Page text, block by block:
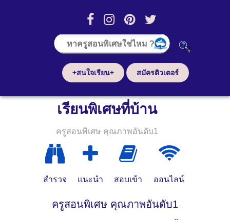
+สนใจเรียน+ สมัครติวเตอร์
เรียนพิเศษที่บ้าน
ครูสอนพิเศษ คุณภาพอันดับ1
สำรวจ แนะนำ สอบเข้า ออนไลน์
ครูสอนพิเศษ คุณภาพอันดับ1